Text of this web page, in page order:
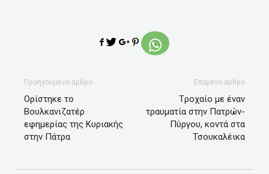
Προηγούμενο άρθρο
Ορίστηκε το
Βουλκανιζατέρ
εφημερίας της Κυριακής
στην Πάτρα
Επόμενο άρθρο
Tροχαίο με έναν
τραυματία στην Πατρών-
Πύργου, κοντά στα
Τσουκαλέικα